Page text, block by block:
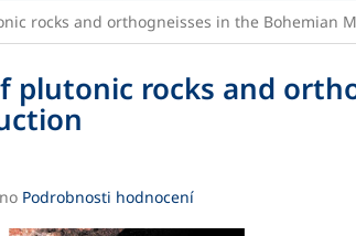
rocks and orthogneisses in the Bohemian
plutonic rocks and
Podrobnosti hodnocení